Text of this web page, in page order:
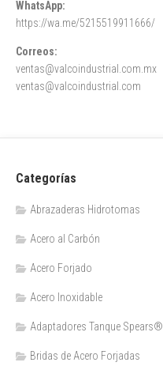
WhatsApp:
https://wa.me/5215519911666/
Correos:
ventas@valcoindustrial.com.mx
ventas@valcoindustrial.com
Categorías
Abrazaderas Hidrotomas
Acero al Carbón
Acero Forjado
Acero Inoxidable
Adaptadores Tanque Spears®
Bridas de Acero Forjadas